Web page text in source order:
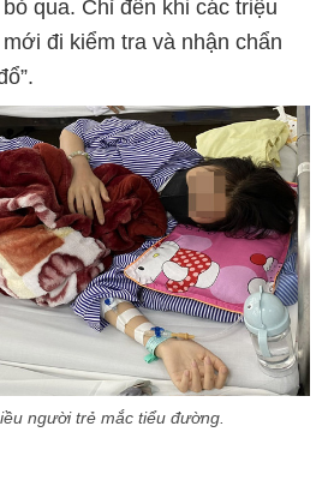
qua. Chỉ đến khi các triệu
đi kiểm tra và nhận chẩn
người trẻ mắc tiểu đường.